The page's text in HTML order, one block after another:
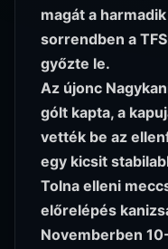
magát a
sorrendben a
győzte le.
Az újonc
gólt kapta, a
vették be az
egy kicsit
Tolna elleni
előrelépés
Novemberben